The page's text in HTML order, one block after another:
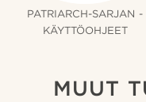
PATRIARCH-SARJAN -
KÄYTTÖOHJEET
MUUT